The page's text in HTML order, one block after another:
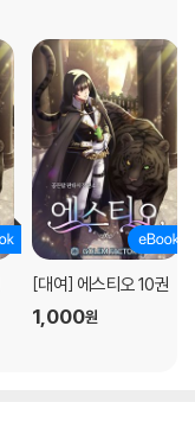
[대여] 에스티오 10권
1,000원